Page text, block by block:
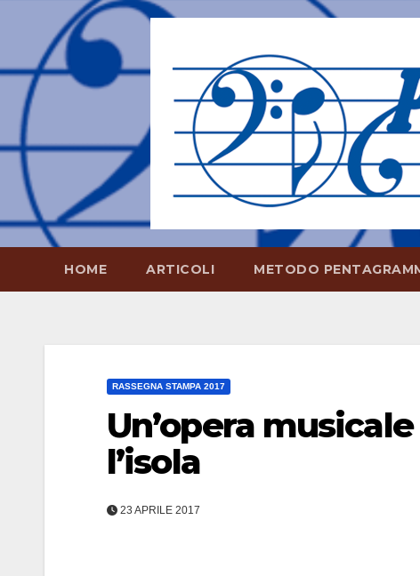
contenuto
HOME ARTICOLI METODO
RASSEGNA STAMPA 2017
Un’opera
l’isola
23 APRILE 2017